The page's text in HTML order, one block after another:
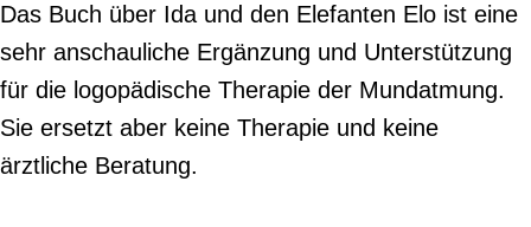
Das Buch über Ida und den Elefanten Elo ist eine
sehr anschauliche Ergänzung und Unterstützung
für die logopädische Therapie der Mundatmung.
Sie ersetzt aber keine Therapie und keine
ärztliche Beratung.